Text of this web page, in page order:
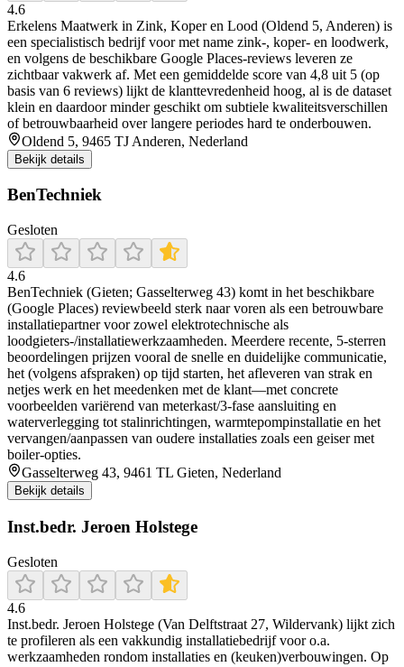
4.6
Erkelens Maatwerk in Zink, Koper en Lood (Oldend 5, Anderen) is
een specialistisch bedrijf voor met name zink-, koper- en loodwerk,
en volgens de beschikbare Google Places-reviews leveren ze
zichtbaar vakwerk af. Met een gemiddelde score van 4,8 uit 5 (op
basis van 6 reviews) lijkt de klanttevredenheid hoog, al is de dataset
klein en daardoor minder geschikt om subtiele kwaliteitsverschillen
of betrouwbaarheid over langere periodes hard te onderbouwen.
Oldend 5, 9465 TJ Anderen, Nederland
Bekijk details
BenTechniek
Gesloten
4.6
BenTechniek (Gieten; Gasselterweg 43) komt in het beschikbare
(Google Places) reviewbeeld sterk naar voren als een betrouwbare
installatiepartner voor zowel elektrotechnische als
loodgieters-/installatiewerkzaamheden. Meerdere recente, 5-sterren
beoordelingen prijzen vooral de snelle en duidelijke communicatie,
het (volgens afspraken) op tijd starten, het afleveren van strak en
netjes werk en het meedenken met de klant—met concrete
voorbeelden variërend van meterkast/3-fase aansluiting en
waterverlegging tot stalinrichtingen, warmtepompinstallatie en het
vervangen/aanpassen van oudere installaties zoals een geiser met
boiler-opties.
Gasselterweg 43, 9461 TL Gieten, Nederland
Bekijk details
Inst.bedr. Jeroen Holstege
Gesloten
4.6
Inst.bedr. Jeroen Holstege (Van Delftstraat 27, Wildervank) lijkt zich
te profileren als een vakkundig installatiebedrijf voor o.a.
werkzaamheden rondom installaties en (keuken)verbouwingen. Op